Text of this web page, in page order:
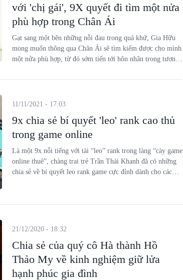
với 'chị gái', 9X quyết đi tìm một nửa
phù hợp trong Chân Ái
Gạt sang một bên những nỗi đau trong quá khứ, Gia Hữu
mong muốn thông qua Chân Ái sẽ tìm kiếm được cho mình
một nửa phù hợp, từ đó sớm tiến tới hôn nhân trong tương
9x chia sẻ bí quyết 'leo' rank cao thủ
trong game online
11/11/2021 - 17:03
Là một 9x nổi tiếng với tài “leo” rank trong làng “cày game
online thuê”, chàng trai trẻ Trần Thái Khanh đã có những
chia sẻ về bí quyết leo rank game cực đỉnh dành cho các
Chia sẻ của quý cô Hà thành Hồ
Thảo My về kinh nghiệm giữ lửa
hạnh phúc gia đình
21/12/2020 - 18:32